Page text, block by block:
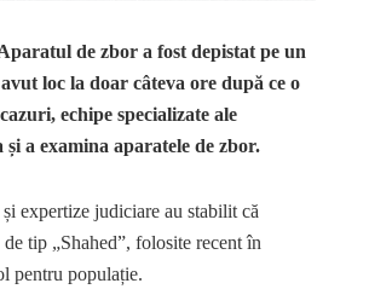
de zbor a fost depistat pe un
loc la doar câteva ore după ce o
echipe specializate ale
a examina aparatele de zbor.
expertize judiciare au stabilit că
tip „Shahed”, folosite recent în
pentru populație.